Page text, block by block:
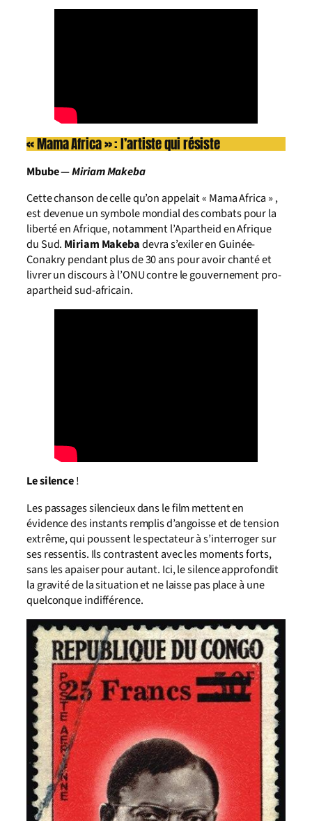
« Mama Africa » : l’artiste qui résiste
Mbube —Miriam Makeba
Cette chanson de celle qu’on appelait « Mama Africa » ,
est devenue un symbole mondial des combats pour la
liberté en Afrique, notamment l’Apartheid en Afrique
du Sud. Miriam Makebadevra s’exiler en Guinée-
Conakry pendant plus de 30 ans pour avoir chanté et
livrer un discours à l’ONU contre le gouvernement pro-
apartheid sud-africain.
Le silence!
Les passages silencieux dans le film mettent en
évidence des instants remplis d’angoisse et de tension
extrême, qui poussent le spectateur à s’interroger sur
ses ressentis. Ils contrastent avec les moments forts,
sans les apaiser pour autant. Ici, le silence approfondit
la gravité de la situation et ne laisse pas place à une
quelconque indifférence.